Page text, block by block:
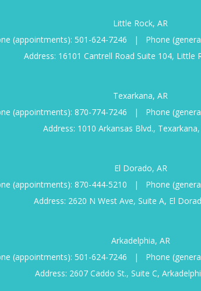
Little Rock, AR
(appointments): 501-624-7246 | Phone
Address: 16101 Cantrell Road Suite 104, Little
Texarkana, AR
(appointments): 870-774-7246 | Phone
Address: 1010 Arkansas Blvd.,
El Dorado, AR
(appointments): 870-444-5210 | Phone
Address: 2620 N West Ave, Suite A, El
Arkadelphia, AR
(appointments): 501-624-7246 | Phone
Address: 2607 Caddo St., Suite C,